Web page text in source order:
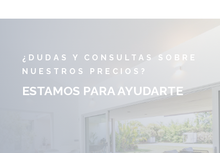
¿DUDAS Y CONSULTAS SOBRE
NUESTROS PRECIOS?
ESTAMOS PARA AYUDARTE